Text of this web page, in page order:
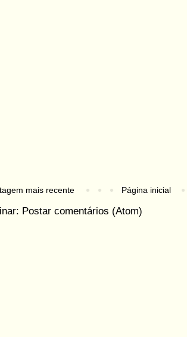
mais recente Página inicial
Postar comentários (Atom)